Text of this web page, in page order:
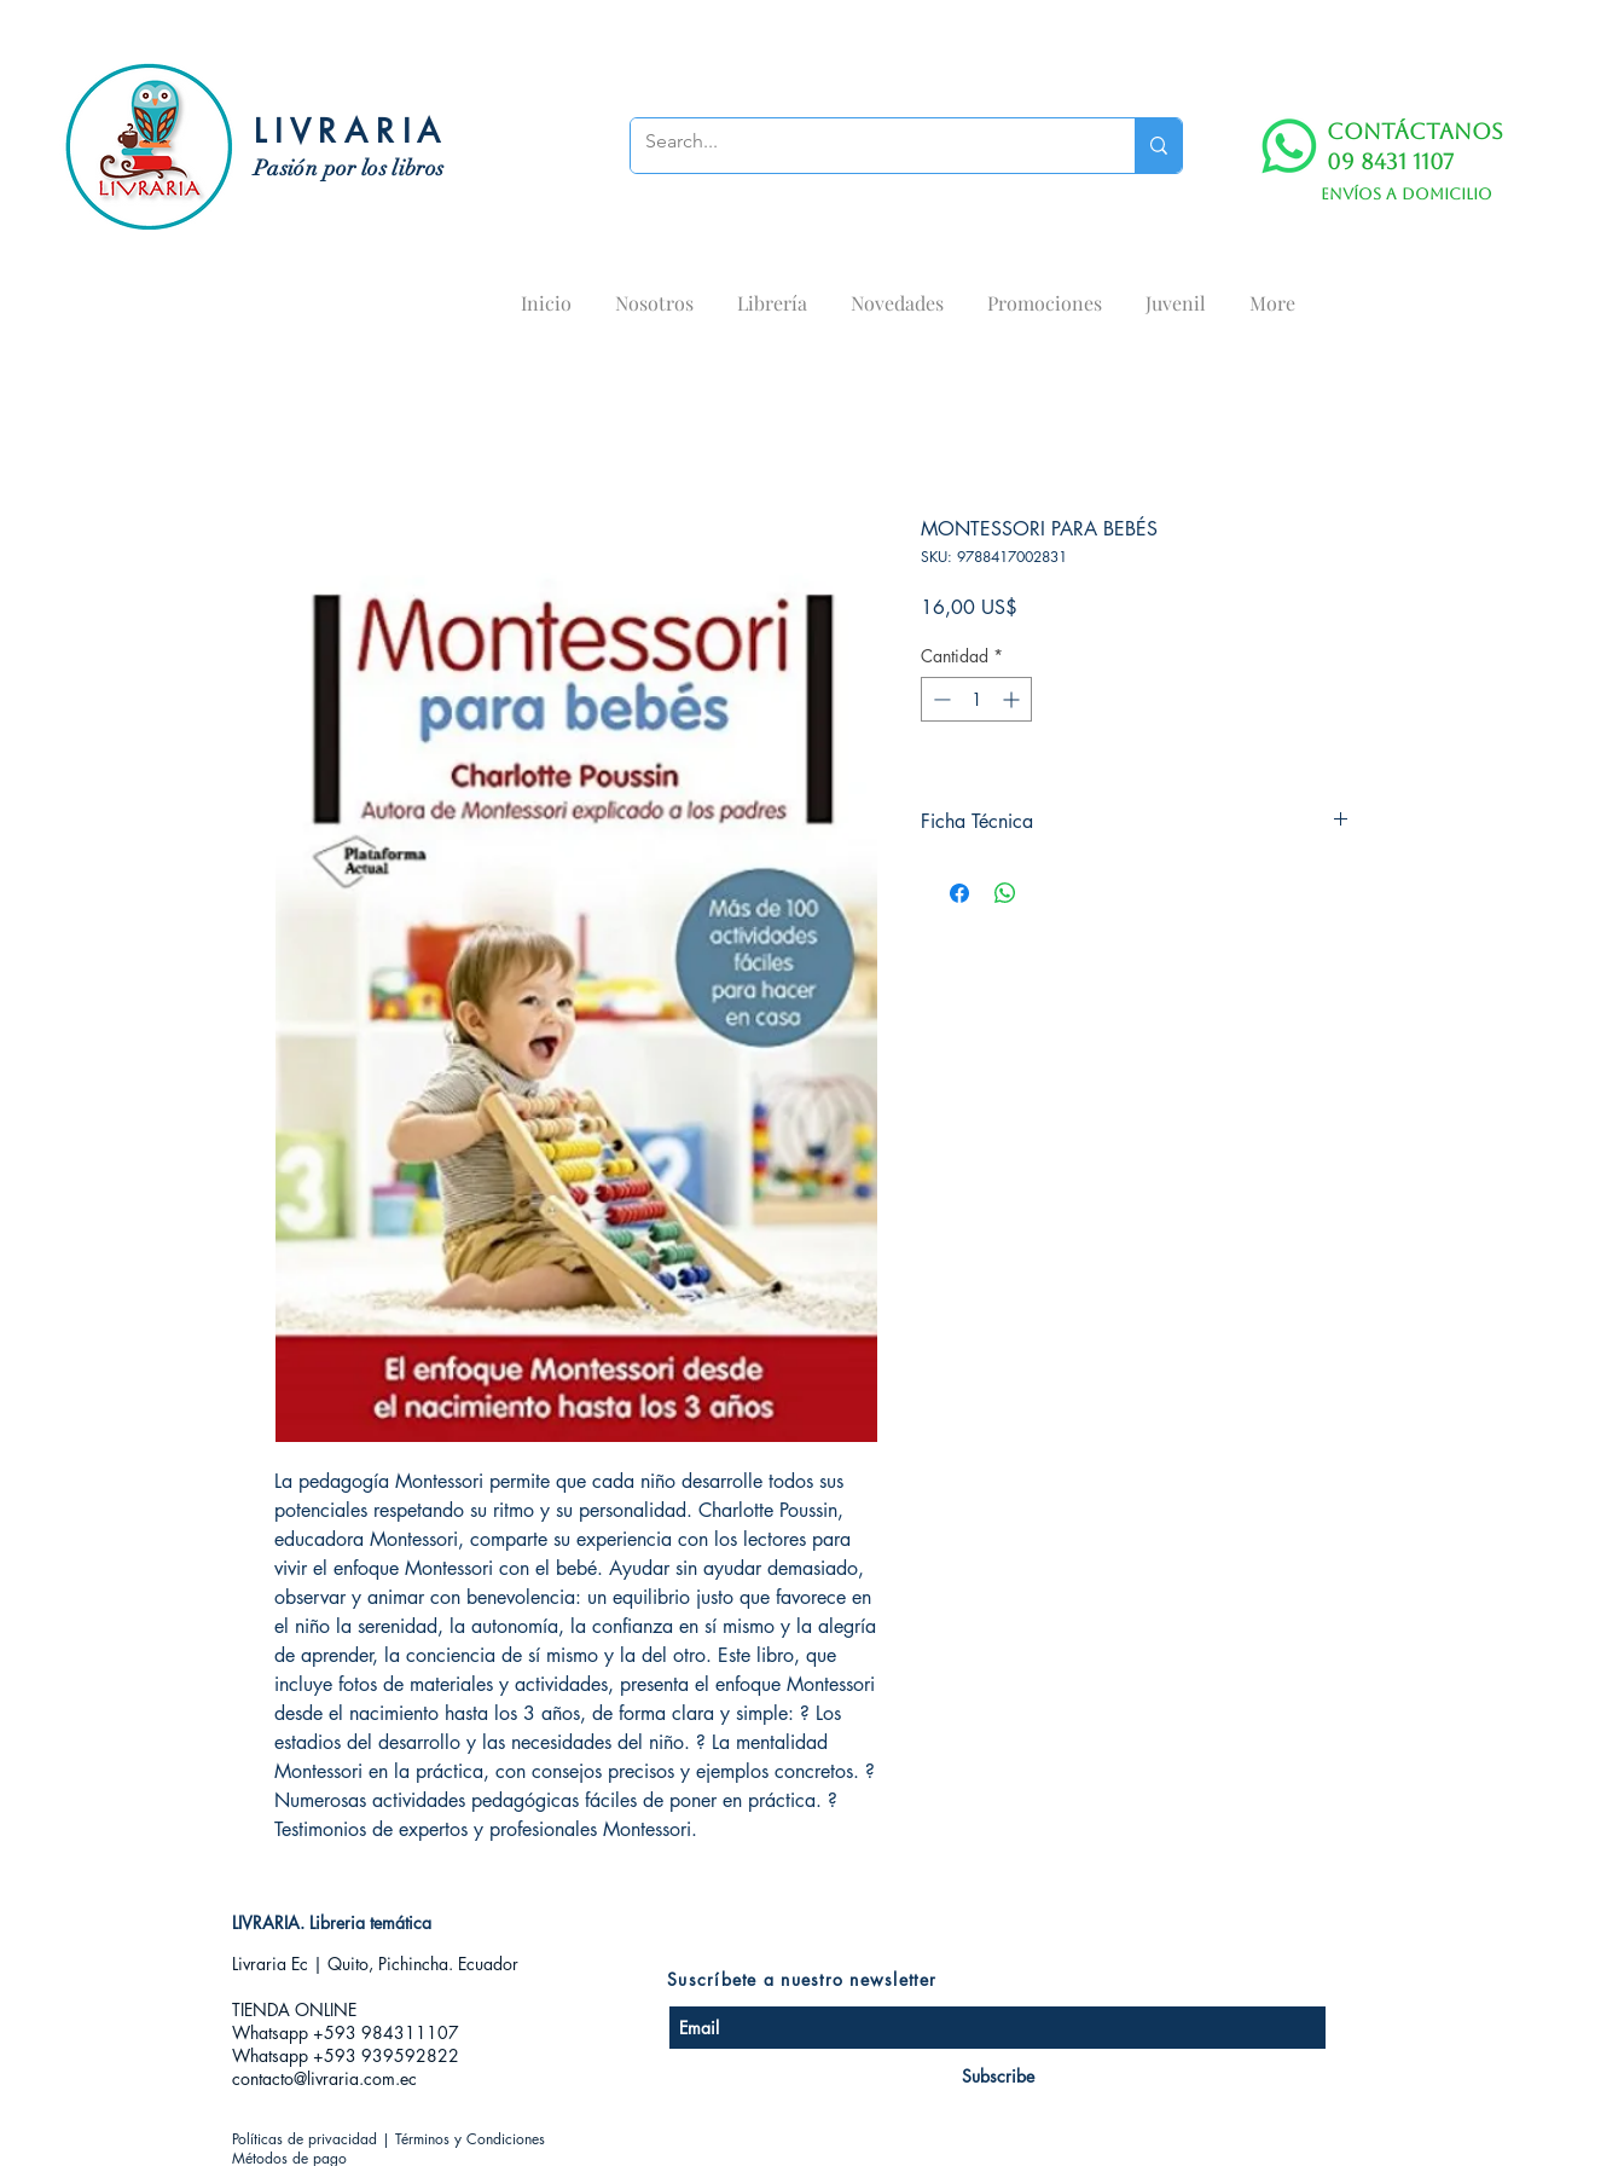
LIVRARIA
Pasión por los libros
Contáctanos
09 8431 1107
Envíos a domicilio
Inicio Nosotros Librería Novedades Promociones Juvenil More
La pedagogía Montessori permite que cada niño desarrolle todos sus
potenciales respetando su ritmo y su personalidad. Charlotte Poussin,
educadora Montessori, comparte su experiencia con los lectores para
vivir el enfoque Montessori con el bebé. Ayudar sin ayudar demasiado,
observar y animar con benevolencia: un equilibrio justo que favorece en
el niño la serenidad, la autonomía, la confianza en sí mismo y la alegría
de aprender, la conciencia de sí mismo y la del otro. Este libro, que
incluye fotos de materiales y actividades, presenta el enfoque Montessori
desde el nacimiento hasta los 3 años, de forma clara y simple: ? Los
estadios del desarrollo y las necesidades del niño. ? La mentalidad
Montessori en la práctica, con consejos precisos y ejemplos concretos. ?
Numerosas actividades pedagógicas fáciles de poner en práctica. ?
Testimonios de expertos y profesionales Montessori.
MONTESSORI PARA BEBÉS
SKU: 9788417002831
16,00 US$
Cantidad *
Ficha Técnica
Editorial: Neo Plataforma
LIVRARIA. Libreria temática
Livraria Ec | Quito, Pichincha. Ecuador
TIENDA ONLINE​
Whatsapp +593 984311107
Whatsapp +593 939592822
contacto@livraria.com.ec
Políticas de privacidad | Términos y Condiciones
Métodos de pago
Subscribe
Suscríbete a nuestro newsletter